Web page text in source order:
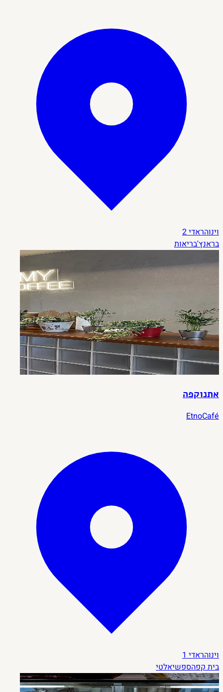
וינוהראדי2
בראנץ'בריאות
אתנוקפה
EtnoCafé
וינוהראדי 1
בית קפהספשיאלטי